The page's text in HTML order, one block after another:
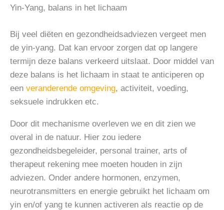
Yin-Yang, balans in het lichaam
Bij veel diëten en gezondheidsadviezen vergeet men
de yin-yang. Dat kan ervoor zorgen dat op langere
termijn deze balans verkeerd uitslaat. Door middel van
deze balans is het lichaam in staat te anticiperen op
een veranderende omgeving, activiteit, voeding,
seksuele indrukken etc.
Door dit mechanisme overleven we en dit zien we
overal in de natuur. Hier zou iedere
gezondheidsbegeleider, personal trainer, arts of
therapeut rekening mee moeten houden in zijn
adviezen. Onder andere hormonen, enzymen,
neurotransmitters en energie gebruikt het lichaam om
yin en/of yang te kunnen activeren als reactie op de